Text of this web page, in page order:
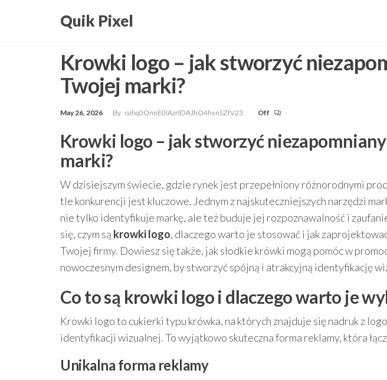
Quik Pixel
Krowki logo – jak stworzyć
Twojej marki?
May 26, 2026 By ozhq0OnnE0lAzrIDAJhO4hxnSZfV23 Off
Krowki logo – jak stworzyć
marki?
W dzisiejszym świecie, gdzie rynek jest przepełniony różnorodnymi
tle konkurencji jest kluczowe. Jednym z najskuteczniejszych narzędzi
nie tylko identyfikuje markę, ale też buduje jej rozpoznawalność i
się, czym są krowki logo, dlaczego warto je stosować i jak
Twojej firmy. Dowiesz się także, jak słodkie krówki mogą pomóc w
nowoczesnym designem, by stworzyć spójną i atrakcyjną identyfikację
Co to są krowki logo i dlaczego warto je
Krowki logo to cukierki typu krówka, na których znajduje się nadruk z
identyfikacji wizualnej. To wyjątkowo skuteczna forma reklamy, która
Unikalna forma reklamy